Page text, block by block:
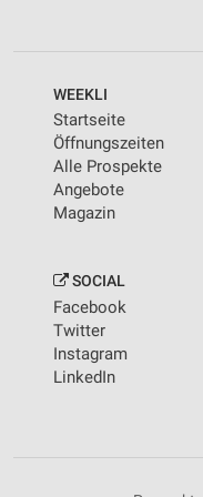
WEEKLI
Startseite
Öffnungszeiten
Alle Prospekte
Angebote
Magazin
SOCIAL
Facebook
Twitter
Instagram
LinkedIn